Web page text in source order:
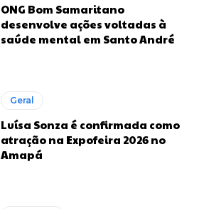
ONG Bom Samaritano
desenvolve ações voltadas à
saúde mental em Santo André
Geral
Luísa Sonza é confirmada como
atração na Expofeira 2026 no
Amapá